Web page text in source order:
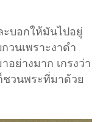
ะบอกให้มันไปอยู่
วนเพราะงาดำ
ย่างมาก เกรงว่า
วนพระที่มาด้วย